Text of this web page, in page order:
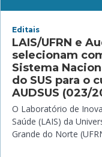
Editais
LAIS/UFRN e
selecionam
Sistema
do SUS para o
AUDSUS (023/
O Laboratório de
Saúde (LAIS) da
Grande do Norte